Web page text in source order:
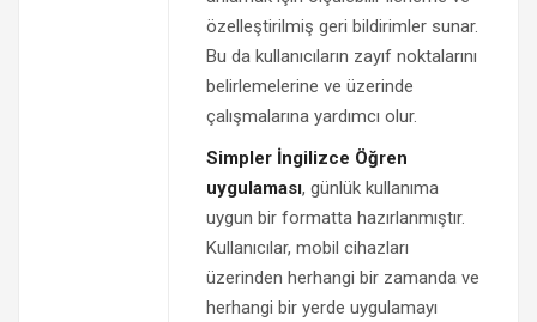
özelleştirilmiş geri bildirimler sunar.
Bu da kullanıcıların zayıf noktalarını
belirlemelerine ve üzerinde
çalışmalarına yardımcı olur.
Simpler İngilizce Öğren
uygulaması, günlük kullanıma
uygun bir formatta hazırlanmıştır.
Kullanıcılar, mobil cihazları
üzerinden herhangi bir zamanda ve
herhangi bir yerde uygulamayı